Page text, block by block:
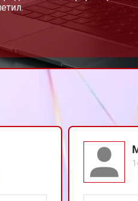
мин от 3800 ₽
мин
от 2900 ₽
мин от 2300 ₽